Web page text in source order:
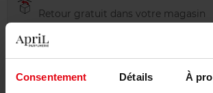
Consentement Détails À
Retour gratuit dans votre magasin
Emballage cadeau offert